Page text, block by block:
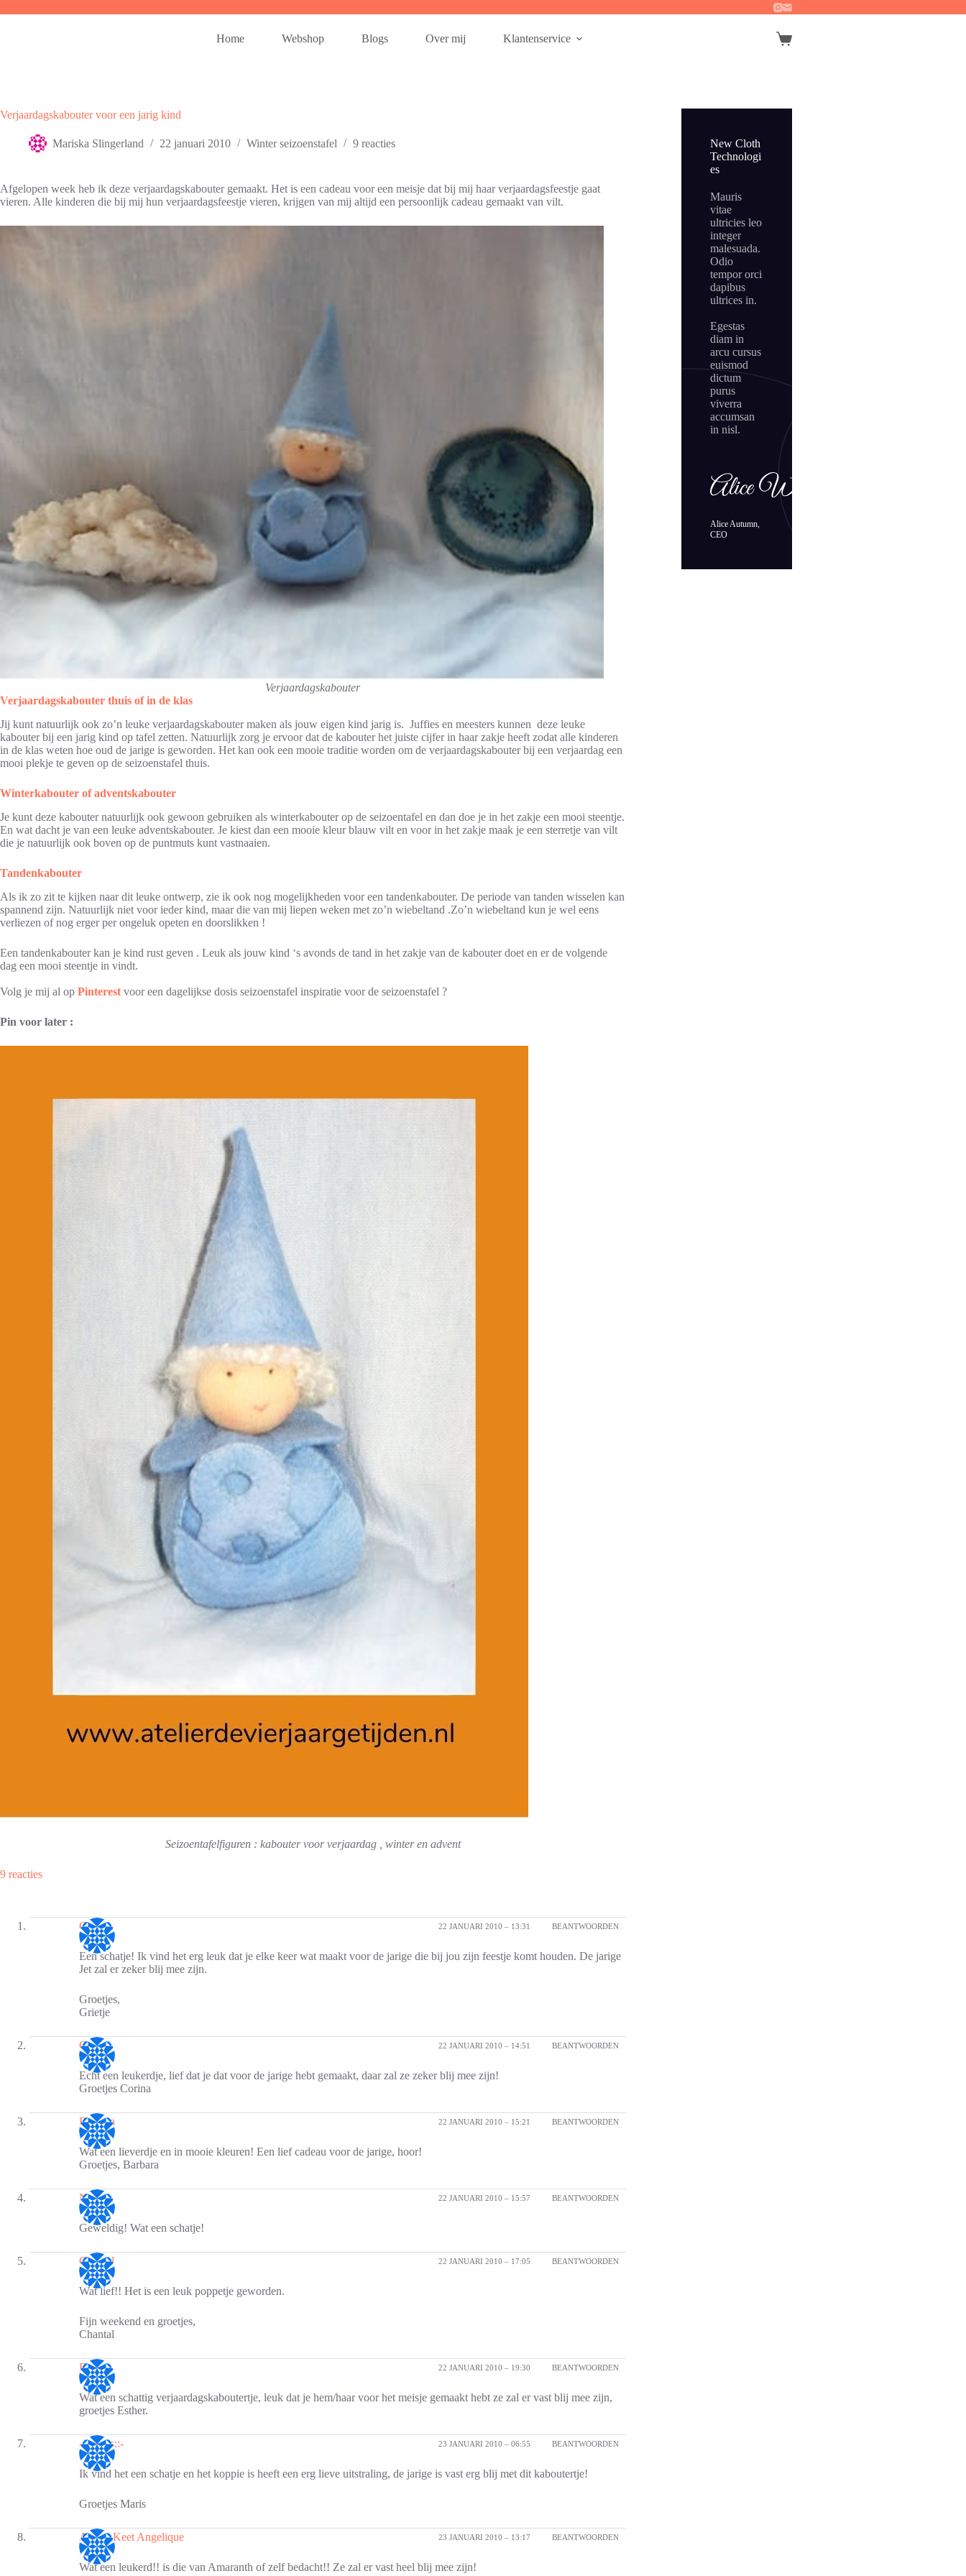
naar
Home Webshop Blogs Over mij Klantenservice Winkelwagen
Verjaardagskabouter voor een jarig kind
Mariska Slingerland 22 januari 2010 Winter seizoenstafel 9 reacties
Afgelopen week heb ik deze verjaardagskabouter gemaakt. Het is een cadeau voor een meisje dat bij mij haar verjaardagsfeestje gaat
vieren. Alle kinderen die bij mij hun verjaardagsfeestje vieren, krijgen van mij altijd een persoonlijk cadeau gemaakt van vilt.
Verjaardagskabouter
Verjaardagskabouter thuis of in de klas
Jij kunt natuurlijk ook zo’n leuke verjaardagskabouter maken als jouw eigen kind jarig is. Juffies en meesters kunnen deze leuke
kabouter bij een jarig kind op tafel zetten. Natuurlijk zorg je ervoor dat de kabouter het juiste cijfer in haar zakje heeft zodat alle kinderen
in de klas weten hoe oud de jarige is geworden. Het kan ook een mooie traditie worden om de verjaardagskabouter bij een verjaardag een
mooi plekje te geven op de seizoenstafel thuis.
Winterkabouter of adventskabouter
Je kunt deze kabouter natuurlijk ook gewoon gebruiken als winterkabouter op de seizoentafel en dan doe je in het zakje een mooi steentje.
En wat dacht je van een leuke adventskabouter. Je kiest dan een mooie kleur blauw vilt en voor in het zakje maak je een sterretje van vilt
die je natuurlijk ook boven op de puntmuts kunt vastnaaien.
Tandenkabouter
Als ik zo zit te kijken naar dit leuke ontwerp, zie ik ook nog mogelijkheden voor een tandenkabouter. De periode van tanden wisselen kan
spannend zijn. Natuurlijk niet voor ieder kind, maar die van mij liepen weken met zo’n wiebeltand .Zo’n wiebeltand kun je wel eens
verliezen of nog erger per ongeluk opeten en doorslikken !
Een tandenkabouter kan je kind rust geven . Leuk als jouw kind ‘s avonds de tand in het zakje van de kabouter doet en er de volgende
dag een mooi steentje in vindt.
Volg je mij al op Pinterest voor een dagelijkse dosis seizoenstafel inspiratie voor de seizoenstafel ?
Pin voor later :
Seizoentafelfiguren : kabouter voor verjaardag , winter en advent
9 reacties
Grietje 22 JANUARI 2010 – 13:31 BEANTWOORDEN
Een schatje! Ik vind het erg leuk dat je elke keer wat maakt voor de jarige die bij jou zijn feestje komt houden. De jarige
Jet zal er zeker blij mee zijn.
Groetjes,
Grietje
Corina 22 JANUARI 2010 – 14:51 BEANTWOORDEN
Echt een leukerdje, lief dat je dat voor de jarige hebt gemaakt, daar zal ze zeker blij mee zijn!
Groetjes Corina
Barbara 22 JANUARI 2010 – 15:21 BEANTWOORDEN
Wat een lieverdje en in mooie kleuren! Een lief cadeau voor de jarige, hoor!
Groetjes, Barbara
Nicole 22 JANUARI 2010 – 15:57 BEANTWOORDEN
Geweldig! Wat een schatje!
Chantal 22 JANUARI 2010 – 17:05 BEANTWOORDEN
Wat lief!! Het is een leuk poppetje geworden.
Fijn weekend en groetjes,
Chantal
Esther 22 JANUARI 2010 – 19:30 BEANTWOORDEN
Wat een schattig verjaardagskaboutertje, leuk dat je hem/haar voor het meisje gemaakt hebt ze zal er vast blij mee zijn,
groetjes Esther.
-::Maris::- 23 JANUARI 2010 – 06:55 BEANTWOORDEN
Ik vind het een schatje en het koppie is heeft een erg lieve uitstraling, de jarige is vast erg blij met dit kaboutertje!
Groetjes Maris
Atelier Keet Angelique 23 JANUARI 2010 – 13:17 BEANTWOORDEN
Wat een leukerd!! is die van Amaranth of zelf bedacht!! Ze zal er vast heel blij mee zijn!
New Cloth
Technologi
es
Mauris
vitae
ultricies leo
integer
malesuada.
Odio
tempor orci
dapibus
ultrices in.
Egestas
diam in
arcu cursus
euismod
dictum
purus
viverra
accumsan
in nisl.
Alice Autumn,
CEO